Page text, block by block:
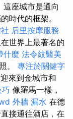
座城市是通向
時代的框架。
后里按摩服務
世界上最著名的
什麼 法令紋醫美
。 專注於關鍵字
來到金城市和
像羅馬一樣，
外牆 漏水 在德
接通往酒店，在